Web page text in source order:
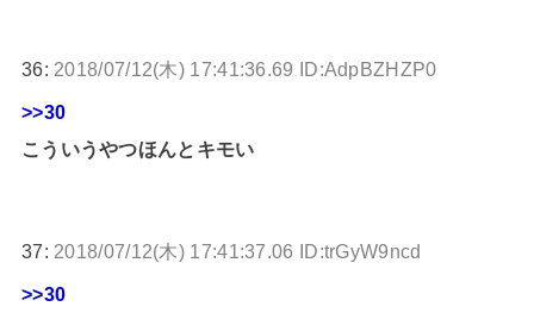
36: 2018/07/12(木) 17:41:36.69 ID:AdpBZHZP0
>>30
こういうやつほんとキモい
37: 2018/07/12(木) 17:41:37.06 ID:trGyW9ncd
>>30